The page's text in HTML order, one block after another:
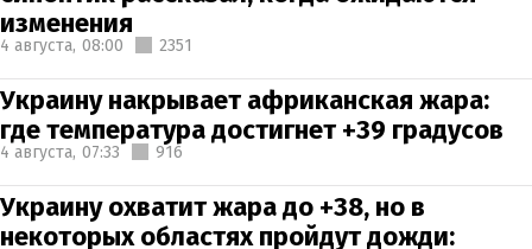
изменения
4 августа, 08:00 2351
Украину накрывает африканская жара:
где температура достигнет +39 градусов
4 августа, 07:33 916
Украину охватит жара до +38, но в
некоторых областях пройдут дожди: